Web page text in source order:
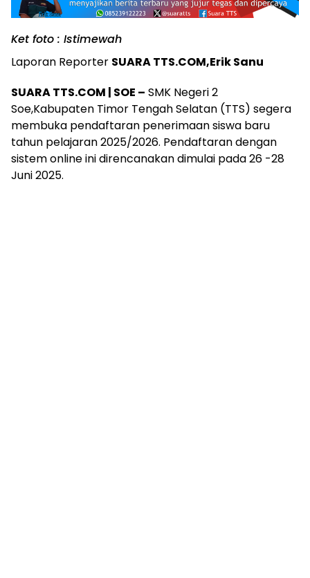
Ket foto : Istimewah
Laporan Reporter SUARA TTS.COM,Erik Sanu
SUARA TTS.COM | SOE – SMK Negeri 2
Soe,Kabupaten Timor Tengah Selatan (TTS) segera
membuka pendaftaran penerimaan siswa baru
tahun pelajaran 2025/2026. Pendaftaran dengan
sistem online ini direncanakan dimulai pada 26 -28
Juni 2025.